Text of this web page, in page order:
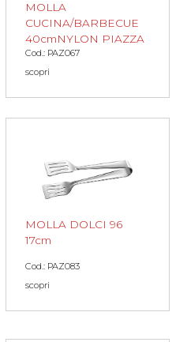
MOLLA
CUCINA/BARBECUE
40cmNYLON PIAZZA
Cod.: PAZ067
scopri
MOLLA DOLCI 96
17cm
Cod.: PAZ083
scopri